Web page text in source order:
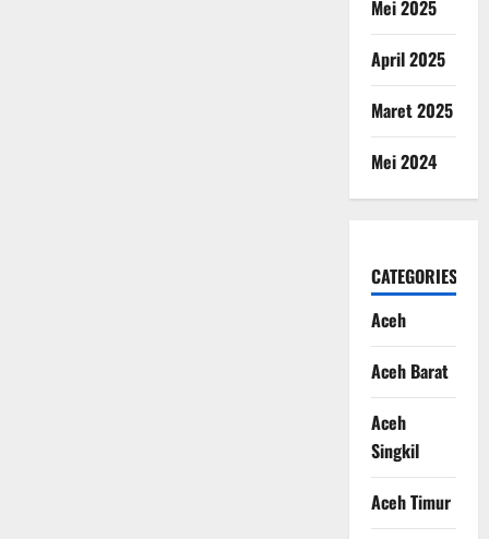
Mei 2025
April 2025
Maret 2025
Mei 2024
CATEGORIES
Aceh
Aceh Barat
Aceh
Singkil
Aceh Timur